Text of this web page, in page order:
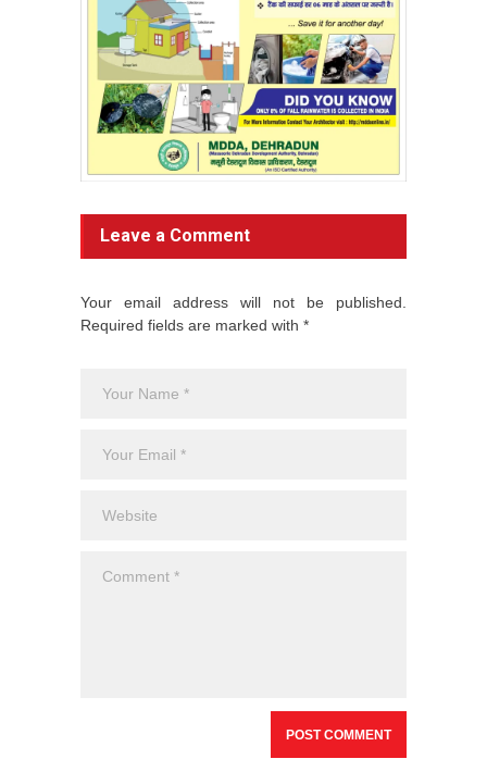
Leave a Comment
Your email address will not be published.
Required fields are marked with *